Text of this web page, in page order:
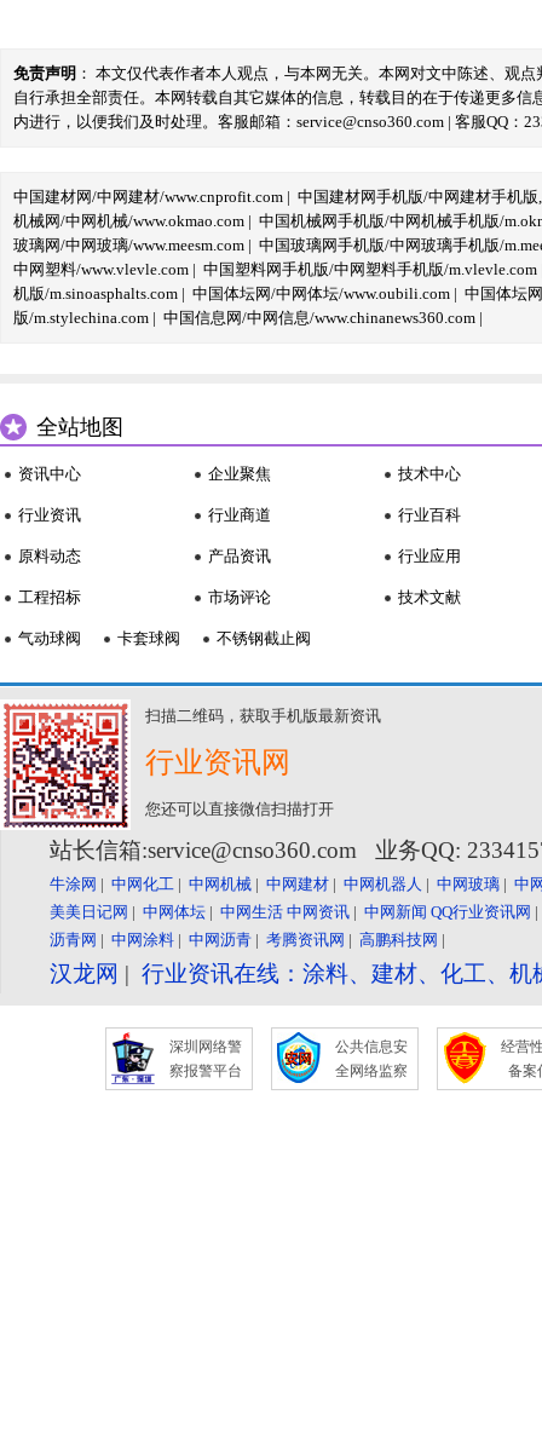
免责声明 ： 本文仅代表作者本人观点，与本网无关。本网对文中陈述、观
自行承担全部责任。本网转载自其它媒体的信息，转载目的在于传递更多
内进行，以便我们及时处理。客服邮箱：service@cnso360.com | 客服QQ：
中国建材网/中网建材/www.cnprofit.com | 中国建材网手机版/中网建材手机版
机械网/中网机械/www.okmao.com | 中国机械网手机版/中网机械手机版/
玻璃网/中网玻璃/www.meesm.com | 中国玻璃网手机版/中网玻璃手机版/
中网塑料/www.vlevle.com | 中国塑料网手机版/中网塑料手机版/m.vlevle.com
机版/m.sinoasphalts.com | 中国体坛网/中网体坛/www.oubili.com | 中国体坛
版/m.stylechina.com | 中国信息网/中网信息/www.chinanews360.com |
全站地图
资讯中心
行业资讯
原料动态
工程招标
企业聚焦
行业商道
产品资讯
市场评论
技术中心
行业百科
行业应用
技术文献
气动球阀 卡套球阀 不锈钢截止阀
扫描二维码，获取手机版最新资讯
行业资讯网
您还可以直接微信扫描打开
站长信箱:service@cnso360.com 业务QQ:
牛涂网 | 中网化工 | 中网机械 | 中网建材 | 中网机器人 | 中网玻璃 | 中
美美日记网 | 中网体坛 | 中网生活 中网资讯 | 中网新闻 QQ行业资讯网
沥青网 | 中网涂料 | 中网沥青 | 考腾资讯网 | 高鹏科技网 |
汉龙网 | 行业资讯在线：涂料、建材、化工、
深圳网络警
察报警平台
公共信息安
全网络监察
经营
备案